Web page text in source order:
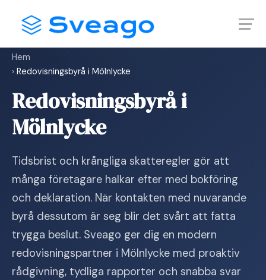
content
Hem
› Redovisningsbyrå i Mölnlycke
Redovisningsbyrå i
Mölnlycke
Tidsbrist och krångliga skatteregler gör att
många företagare halkar efter med bokföring
och deklaration. När kontakten med nuvarande
byrå dessutom är seg blir det svårt att fatta
trygga beslut. Sveago ger dig en modern
redovisningspartner i Mölnlycke med proaktiv
rådgivning, tydliga rapporter och snabba svar